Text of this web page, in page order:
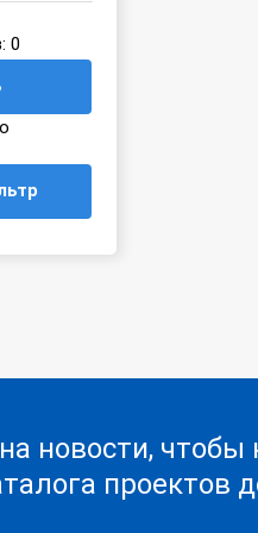
0
новости, чтобы
проектов